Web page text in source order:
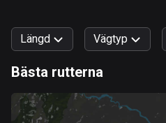
Angola
Antigua och Barbuda
1 rutt
Längd Vägtyp
Snabb Terräng Kurvig
Skog Berg Vatten
Bästa rutterna